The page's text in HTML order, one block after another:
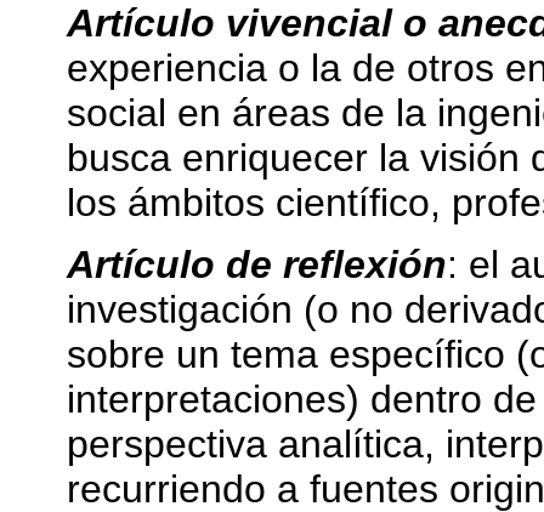
Artículo vivencial o
experiencia o la de otros
social en áreas de la
busca enriquecer la visión
los ámbitos científico,
Artículo de reflexión: el
investigación (o no
sobre un tema específico
interpretaciones) dentro
perspectiva analítica,
recurriendo a fuentes